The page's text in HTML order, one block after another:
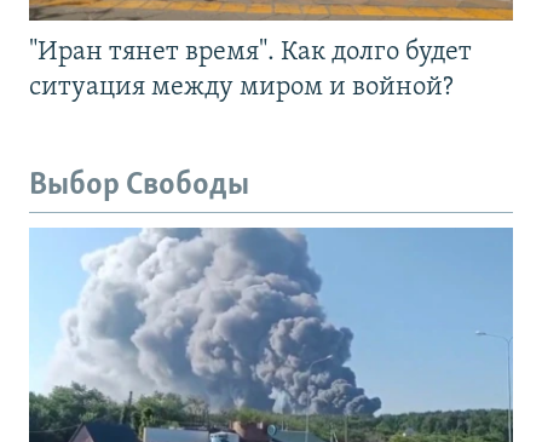
"Иран тянет время". Как долго будет
ситуация между миром и войной?
Выбор Свободы